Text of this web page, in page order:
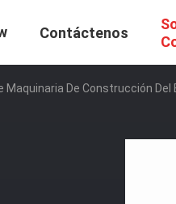
Contáctenos
De Construcción Del